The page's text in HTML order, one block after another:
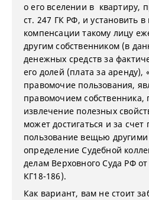
о его вселении в квартиру,
ст. 247 ГК РФ, и установить в
компенсации такому лицу
другим собственником (в
денежных средств за
его долей (плата за аренду),
правомочие пользования,
правомочием собственника,
извлечение полезных
может достигаться и за
пользование вещью
определение Судебной
делам Верховного Суда РФ
КГ18-186).
Как вариант, вам не стоит